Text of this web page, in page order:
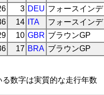
3 DEU フォースイン
14 ITA フォースイン
10 GBR ブラウンGP
17 BRA ブラウンGP
数字は実質的な走行年数